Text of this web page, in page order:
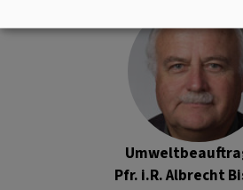
Pfr. i.R. Albrecht